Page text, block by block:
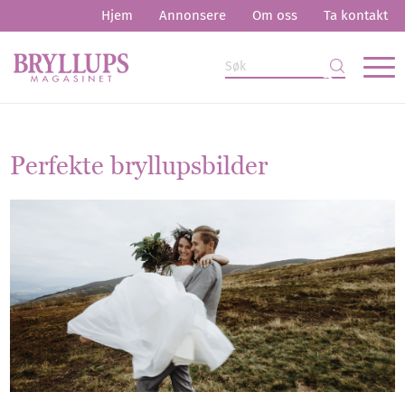
Hjem Annonsere Om oss Ta kontakt
Perfekte bryllupsbilder